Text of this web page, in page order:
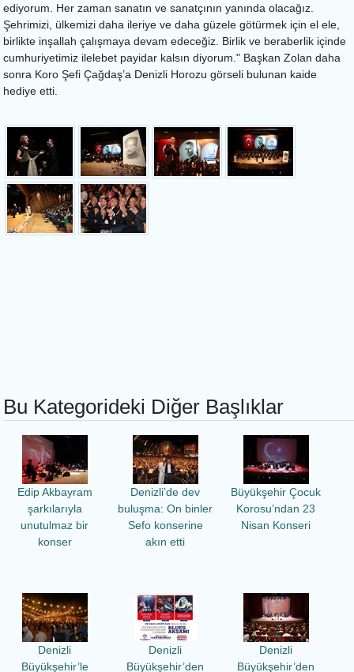
ediyorum. Her zaman sanatın ve sanatçının yanında olacağız.
Şehrimizi, ülkemizi daha ileriye ve daha güzele götürmek için el ele,
birlikte inşallah çalışmaya devam edeceğiz. Birlik ve beraberlik içinde
cumhuriyetimiz ilelebet payidar kalsın diyorum." Başkan Zolan daha
sonra Koro Şefi Çağdaş’a Denizli Horozu görseli bulunan kaide
hediye etti.
Bu Kategorideki Diğer Başlıklar
Edip Akbayram
şarkılarıyla
unutulmaz bir
konser
Denizli’de dev
buluşma: On binler
Sefo konserine
akın etti
Büyükşehir Çocuk
Korosu’ndan 23
Nisan Konseri
Denizli
Büyükşehir’le
Denizli
Büyükşehir’den
Denizli
Büyükşehir’den